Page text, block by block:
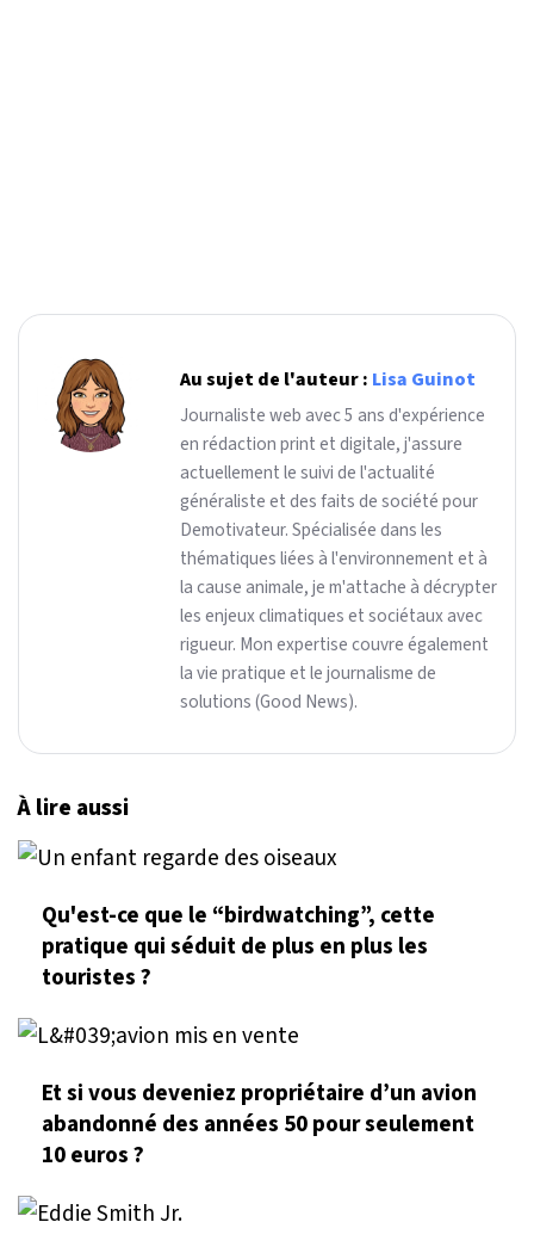
Au sujet de l'auteur : Lisa Guinot
Journaliste web avec 5 ans d'expérience
en rédaction print et digitale, j'assure
actuellement le suivi de l'actualité
généraliste et des faits de société pour
Demotivateur. Spécialisée dans les
thématiques liées à l'environnement et à
la cause animale, je m'attache à décrypter
les enjeux climatiques et sociétaux avec
rigueur. Mon expertise couvre également
la vie pratique et le journalisme de
solutions (Good News).
À lire aussi
Qu'est-ce que le “birdwatching”, cette
pratique qui séduit de plus en plus les
touristes ?
Et si vous deveniez propriétaire d’un avion
abandonné des années 50 pour seulement
10 euros ?